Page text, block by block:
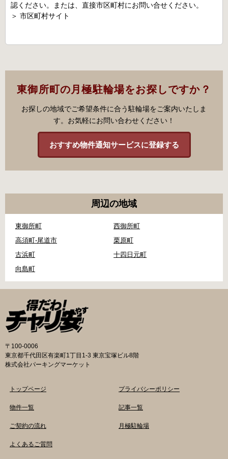
認ください。または、直接市区町村にお問い合せください。
＞ 市区町村サイト
東御所町の月極駐輪場をお探しですか？
お探しの地域でご希望条件に合う駐輪場をご案内いたしま
す。お気軽にお問い合わせください！
おすすめ物件通知サービスに登録する
周辺の地域
東御所町
西御所町
高須町-尾道市
栗原町
古浜町
十四日元町
向島町
〒100-0006
東京都千代田区有楽町1丁目1-3 東京宝塚ビル8階
株式会社パーキングマーケット
トップページ
物件一覧
ご契約の流れ
よくあるご質問
プライバシーポリシー
記事一覧
月極駐輪場